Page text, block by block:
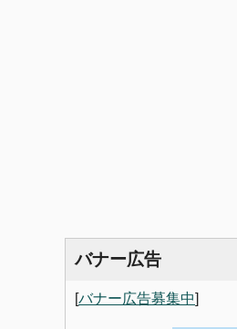
バナー広告
[バナー広告募集中]